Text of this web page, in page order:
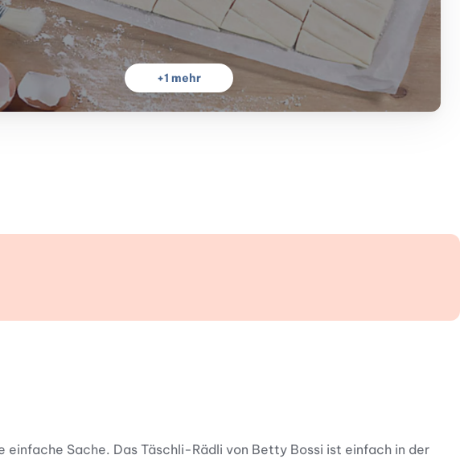
+1 mehr
Sache. Das Täschli-Rädli von Betty Bossi ist einfach in der